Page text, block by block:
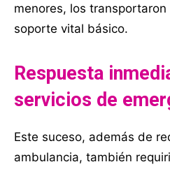
menores, los
soporte vital básico.
Respuesta
servicios de
Este suceso, además de
ambulancia, también